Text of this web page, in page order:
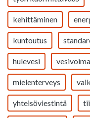
kehittäminen
kuntoutus
hulevesi vesivoima
mielenterveys
yhteisöviestintä